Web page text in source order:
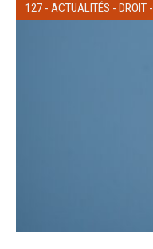
127 - ACTUALITÉS - DROIT -